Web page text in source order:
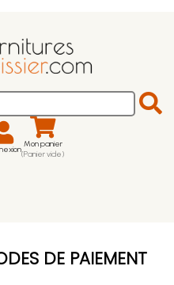
Mon panier
(Panier vide)
DE PAIEMENT